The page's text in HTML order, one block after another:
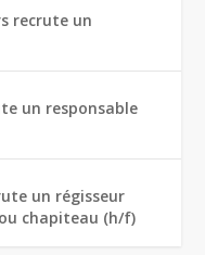
recrute un
un responsable
un régisseur
chapiteau (h/f)